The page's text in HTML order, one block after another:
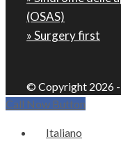
(OSAS)
» Surgery first
© Copyright 2026
Call Now Button
Italiano